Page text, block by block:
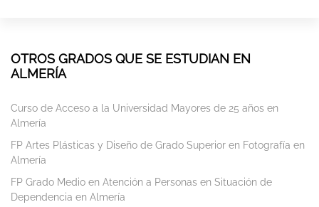
OTROS GRADOS QUE SE ESTUDIAN EN
ALMERÍA
Curso de Acceso a la Universidad Mayores de 25 años en
Almería
FP Artes Plásticas y Diseño de Grado Superior en Fotografía en
Almería
FP Grado Medio en Atención a Personas en Situación de
Dependencia en Almería